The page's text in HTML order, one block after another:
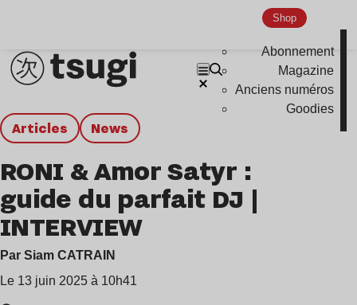
Shop
Abonnement
Magazine
Anciens numéros
Goodies
Articles news
RONI & Amor Satyr :
guide du parfait DJ |
INTERVIEW
Par Siam CATRAIN
Le 13 juin 2025 à 10h41